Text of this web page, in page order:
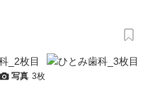
写真 3枚